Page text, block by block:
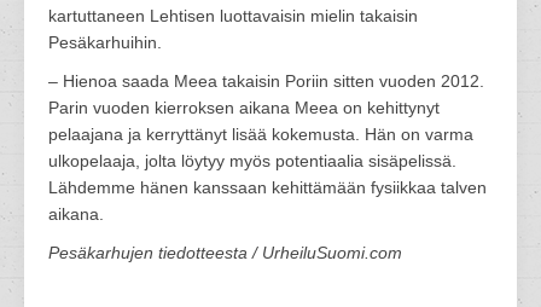
kartuttaneen Lehtisen luottavaisin mielin takaisin
Pesäkarhuihin.
– Hienoa saada Meea takaisin Poriin sitten vuoden 2012.
Parin vuoden kierroksen aikana Meea on kehittynyt
pelaajana ja kerryttänyt lisää kokemusta. Hän on varma
ulkopelaaja, jolta löytyy myös potentiaalia sisäpelissä.
Lähdemme hänen kanssaan kehittämään fysiikkaa talven
aikana.
Pesäkarhujen tiedotteesta / UrheiluSuomi.com